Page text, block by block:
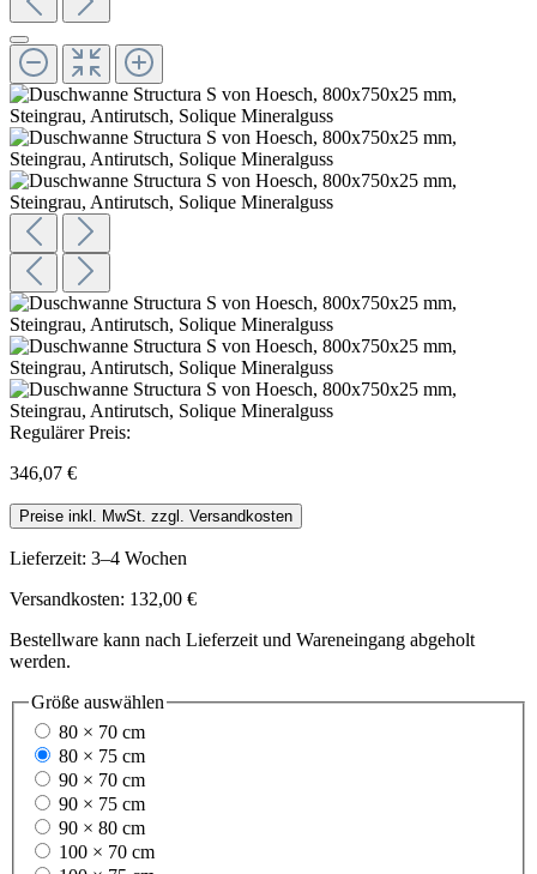
Regulärer Preis:
346,07 €
Preise inkl. MwSt. zzgl. Versandkosten
Lieferzeit: 3–4 Wochen
Versandkosten: 132,00 €
Bestellware kann nach Lieferzeit und Wareneingang abgeholt
werden.
Größe auswählen
80 × 70 cm
80 × 75 cm
90 × 70 cm
90 × 75 cm
90 × 80 cm
100 × 70 cm